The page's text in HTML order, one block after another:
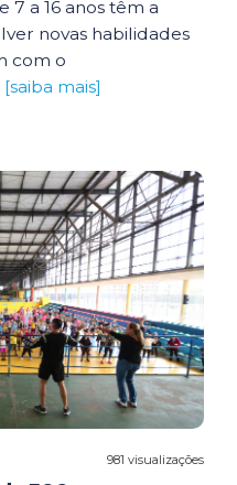
7 a 16 anos têm a
novas habilidades
com o
[saiba mais]
981 visualizações